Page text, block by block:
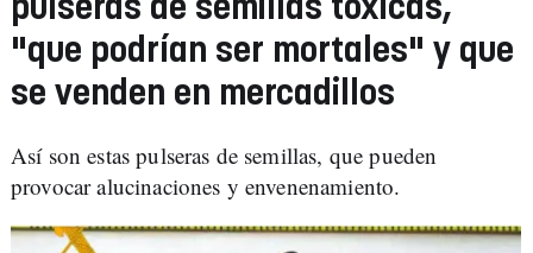
pulseras de semillas tóxicas,
"que podrían ser mortales" y que
se venden en mercadillos
Así son estas pulseras de semillas, que pueden
provocar alucinaciones y envenenamiento.